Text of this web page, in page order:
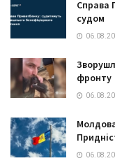
Справа
судом
фронту